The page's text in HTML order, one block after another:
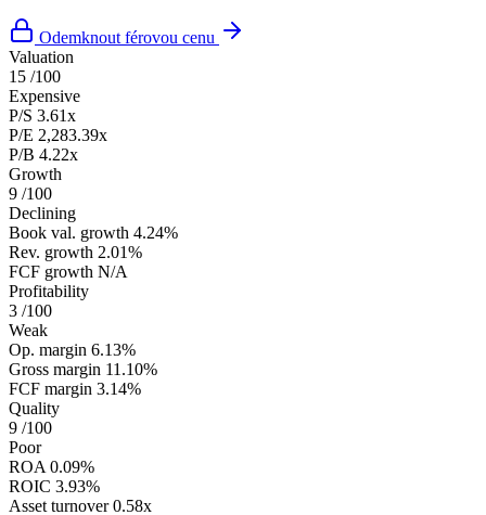
Odemknout férovou cenu
Valuation
15 /100
Expensive
P/S 3.61x
P/E 2,283.39x
P/B 4.22x
Growth
9 /100
Declining
Book val. growth 4.24%
Rev. growth 2.01%
FCF growth N/A
Profitability
3 /100
Weak
Op. margin 6.13%
Gross margin 11.10%
FCF margin 3.14%
Quality
9 /100
Poor
ROA 0.09%
ROIC 3.93%
Asset turnover 0.58x